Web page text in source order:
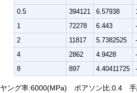
0.5
394121 6.57938
1
72278 6.443
2
11817 5.7382525
4
2862 4.9428
8
897 4.40411725
ヤング率:6000(MPa) ポアソン比:0.4 手